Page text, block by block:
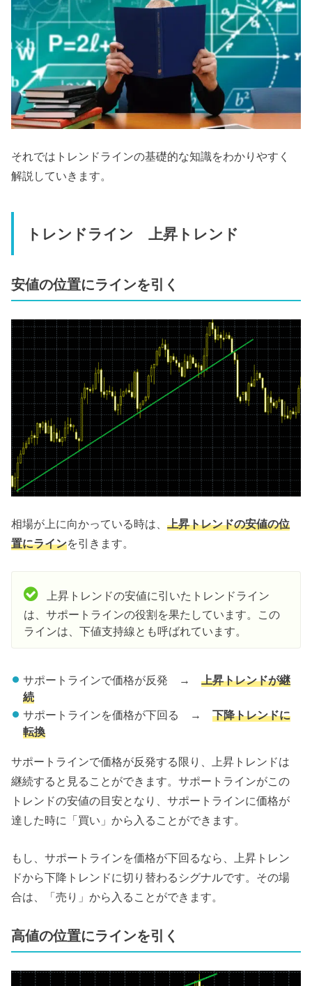
それではトレンドラインの基礎的な知識をわかりやすく
解説していきます。
トレンドライン 上昇トレンド
安値の位置にラインを引く
相場が上に向かっている時は、上昇トレンドの安値の位
置にラインを引きます。
上昇トレンドの安値に引いたトレンドライン
は、サポートラインの役割を果たしています。この
ラインは、下値支持線とも呼ばれています。
サポートラインで価格が反発 → 上昇トレンドが継
続
サポートラインを価格が下回る → 下降トレンドに
転換
サポートラインで価格が反発する限り、上昇トレンドは
継続すると見ることができます。サポートラインがこの
トレンドの安値の目安となり、サポートラインに価格が
達した時に「買い」から入ることができます。
もし、サポートラインを価格が下回るなら、上昇トレン
ドから下降トレンドに切り替わるシグナルです。その場
合は、「売り」から入ることができます。
高値の位置にラインを引く